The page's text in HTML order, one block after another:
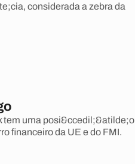
considerada a zebra da
tem uma posi&ccedil;&atilde;o
financeiro da UE e do FMI.